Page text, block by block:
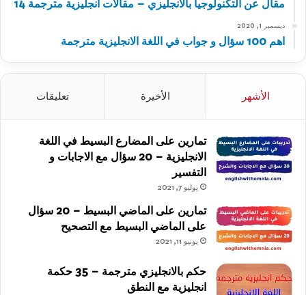
مقال عن التكنولوجيا بالانجليزي – مقالات انجليزية مترجمة 14
ديسمبر 1, 2020
اهم 100 سؤال و جواب في اللغة الانجليزية مترجمة
الأشهر الأخيرة تعليقات
تمارين على المضارع البسيط في اللغة
الانجليزية – 20 سؤال مع الاجابات و
التفسير
يوليو 7, 2021
تمارين على الماضي البسيط – 20 سؤال
على الماضي البسيط مع التصحيح
يونيو 11, 2021
حكم بالانجليزي مترجمة – 35 حكمة
انجليزية مع النطق